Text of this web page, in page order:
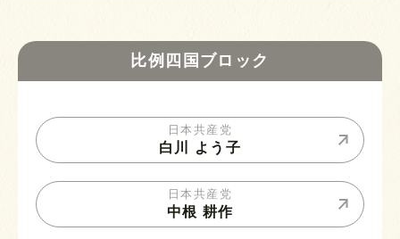
比例四国ブロック
日本共産党
白川 よう子
日本共産党
中根 耕作